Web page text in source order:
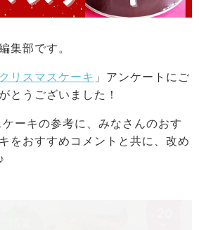
集部です。
リスマスケーキ 」アンケートにご
とうございました！
ーキの参考に、みなさんのおす
をおすすめコメントと共に、改め